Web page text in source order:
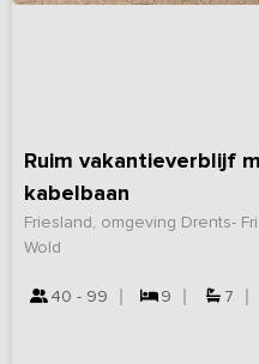
Ruim vakantieverblijf
kabelbaan
Friesland, omgeving Drents-
Wold
40 - 99 9 7